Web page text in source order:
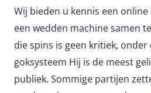
Wij bieden u kennis een
een wedden machine samen
die spins is geen kritiek,
goksysteem Hij is de meest
publiek. Sommige partijen